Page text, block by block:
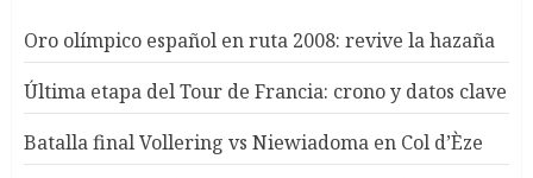
Oro olímpico español en ruta 2008: revive la hazaña
Última etapa del Tour de Francia: crono y datos clave
Batalla final Vollering vs Niewiadoma en Col d’Èze